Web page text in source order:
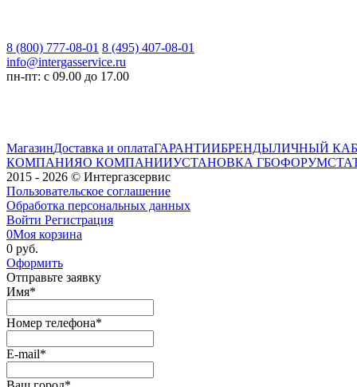
8 (800) 777-08-01 8 (495) 407-08-01
info@intergasservice.ru
пн-пт: с 09.00 до 17.00
МагазинДоставка и оплатаГАРАНТИИБРЕНДЫЛИЧНЫЙ
КОМПАНИЯО КОМПАНИИУСТАНОВКА ГБОФОРУМ
2015 - 2026 © Интергазсервис
Пользовательское соглашение
Обработка персональных данных
Войти Регистрация
0Моя корзина
0 руб.
Оформить
Отправьте заявку
Имя*
Номер телефона*
E-mail*